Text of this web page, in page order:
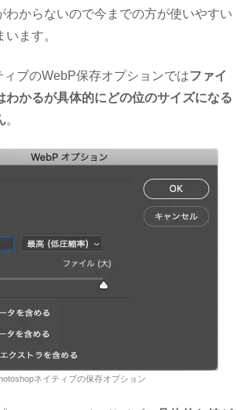
わからないので今までの方が使いやすい
ます。
ィブのWebP保存オプションではファイ
わかるが具体的にどの位のサイズになる
。
ネイティブの保存オプション